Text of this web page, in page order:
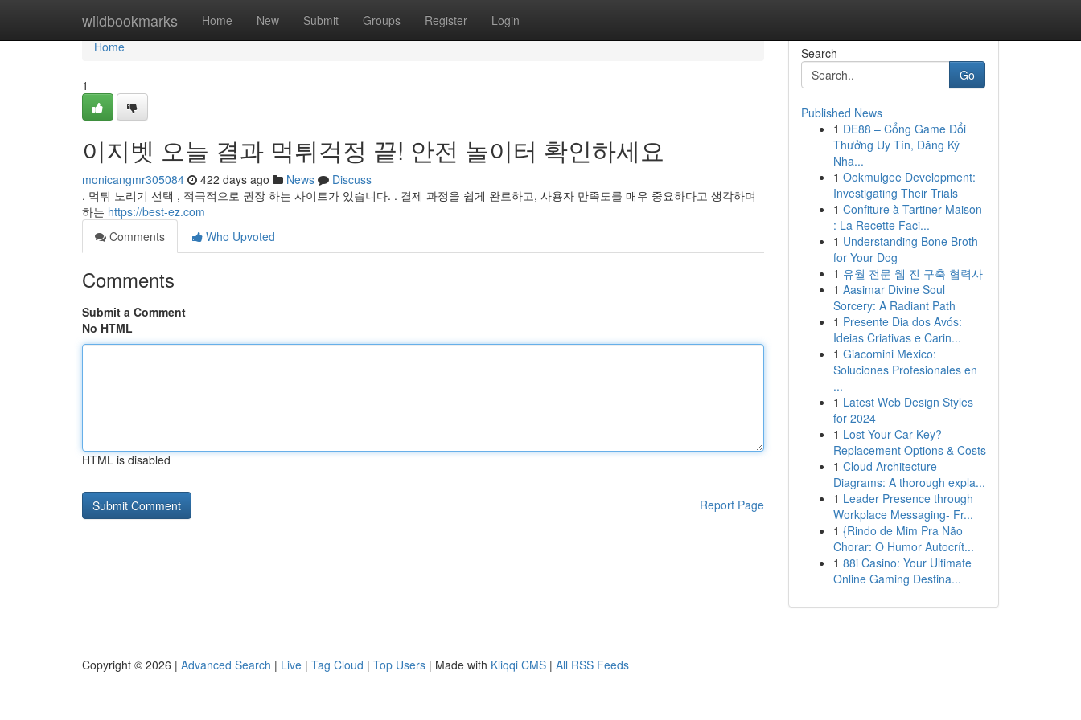
wildbookmarks Home New Submit Groups Register Login
Home
Home
1
이지벳 오늘 결과 먹튀걱정 끝! 안전 놀이터 확인하세요
monicangmr305084 422 days ago News
Discuss
. 먹튀 노리기 선택 , 적극적으로 권장 하는 사이트가 있습니다. . 결제 과정을 쉽게 완료하고, 사용자 만족도를 매우 중요하다고 생각하며
하는 https://best-ez.com
Comments
Who Upvoted
Comments
Submit a Comment
No HTML
HTML is disabled
Report Page
Search
Go
Published News
1 DE88 – Cổng Game Đổi
Thưởng Uy Tín, Đăng Ký
Nha...
1 Ookmulgee Development:
Investigating Their Trials
1 Confiture à Tartiner Maison
: La Recette Faci...
1 Understanding Bone Broth
for Your Dog
1 유월 전문 웹 진 구축 협력사
1 Aasimar Divine Soul
Sorcery: A Radiant Path
1 Presente Dia dos Avós:
Ideias Criativas e Carin...
1 Giacomini México:
Soluciones Profesionales en
...
1 Latest Web Design Styles
for 2024
1 Lost Your Car Key?
Replacement Options & Costs
1 Cloud Architecture
Diagrams: A thorough expla...
1 Leader Presence through
Workplace Messaging- Fr...
1 {Rindo de Mim Pra Não
Chorar: O Humor Autocrít...
1 88i Casino: Your Ultimate
Online Gaming Destina...
Copyright © 2026 | Advanced Search | Live | Tag Cloud | Top Users | Made with Kliqqi CMS | All RSS Feeds